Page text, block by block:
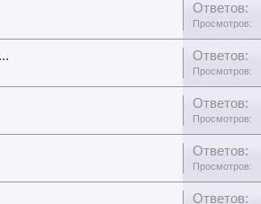
Ответов:
Просмотров:
Ответов:
Просмотров:
Ответов:
Просмотров:
Ответов:
Просмотров:
Ответов: